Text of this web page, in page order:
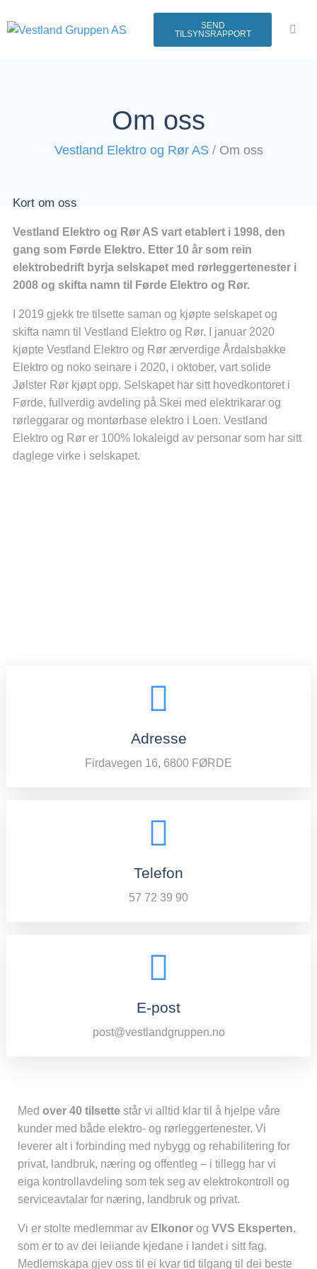
SEND
TILSYNSRAPPORT
Om oss
Vestland Elektro og Rør AS / Om oss
Kort om oss
Vestland Elektro og Rør AS vart etablert i 1998, den
gang som Førde Elektro. Etter 10 år som rein
elektrobedrift byrja selskapet med rørleggertenester i
2008 og skifta namn til Førde Elektro og Rør.
I 2019 gjekk tre tilsette saman og kjøpte selskapet og
skifta namn til Vestland Elektro og Rør. I januar 2020
kjøpte Vestland Elektro og Rør ærverdige Årdalsbakke
Elektro og noko seinare i 2020, i oktober, vart solide
Jølster Rør kjøpt opp. Selskapet har sitt hovedkontoret i
Førde, fullverdig avdeling på Skei med elektrikarar og
rørleggarar og montørbase elektro i Loen. Vestland
Elektro og Rør er 100% lokaleigd av personar som har sitt
daglege virke i selskapet.
Adresse
Firdavegen 16, 6800 FØRDE
Telefon
57 72 39 90
E-post
post@vestlandgruppen.no
Med over 40 tilsette står vi alltid klar til å hjelpe våre
kunder med både elektro- og rørleggertenester. Vi
leverer alt i forbinding med nybygg og rehabilitering for
privat, landbruk, næring og offentleg – i tillegg har vi
eiga kontrollavdeling som tek seg av elektrokontroll og
serviceavtalar for næring, landbruk og privat.
Vi er stolte medlemmar av Elkonor og VVS Eksperten,
som er to av dei leiiande kjedane i landet i sitt fag.
Medlemskapa gjev oss til ei kvar tid tilgang til dei beste